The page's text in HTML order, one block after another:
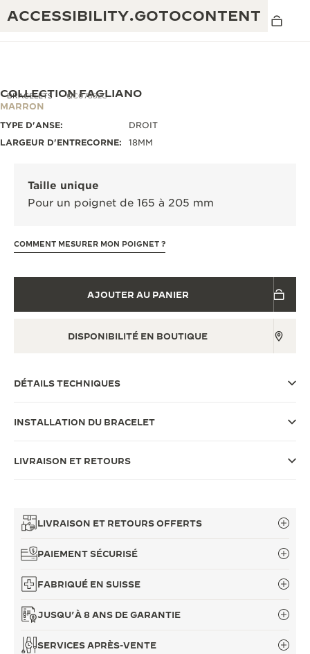
ACCESSIBILITY.GOTOCONTENT
GARANTIE JAEGER-LECOULTRE
GARANTIE ATMOS
TIMEKEEPER »
REVERSO, INTEMPORELLE DEPUIS 1931
LE VIRTUOSE DU SON
LE PIONNIER DE LA PRÉCISION
VOIR LES ÉVÉNEMENTS
EXCELLENCE : PLUS DE 190 ANS
INGÉNIOSITÉ : PLUS DE 1 400 CALIBRES
BRACELETS QC07882C
COLLECTION FAGLIANO
MARRON
TYPE D'ANSE:
DROIT
LARGEUR D'ENTRECORNE:
18MM
Taille unique
Pour un poignet de 165 à 205 mm
COMMENT MESURER MON POIGNET ?
AJOUTER AU PANIER
DISPONIBILITÉ EN BOUTIQUE
DÉTAILS TECHNIQUES
INSTALLATION DU BRACELET
LIVRAISON ET RETOURS
LIVRAISON ET RETOURS OFFERTS
PAIEMENT SÉCURISÉ
FABRIQUÉ EN SUISSE
JUSQU’À 8 ANS DE GARANTIE
SERVICES APRÈS-VENTE